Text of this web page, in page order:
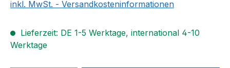
inkl. MwSt. - Versandkosteninformationen
Lieferzeit: DE 1-5 Werktage, international 4-10
Werktage